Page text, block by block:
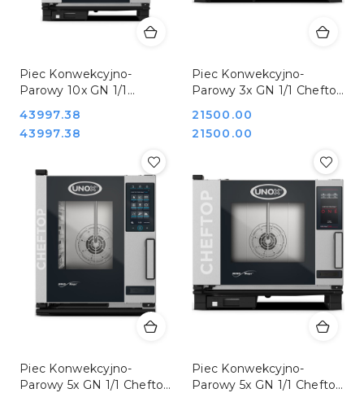
Piec Konwekcyjno-
Parowy 10x GN 1/1
Unox 9001065
Cena:
43997.38
Cena:
43997.38
Piec Konwekcyjno-
Parowy 3x GN 1/1 Cheftop
Cena:
21500.00
Cena:
21500.00
Piec Konwekcyjno-
Parowy 5x GN 1/1 Cheftop
Piec Konwekcyjno-
Parowy 5x GN 1/1 Cheftop